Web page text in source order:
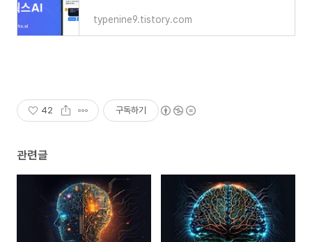
typenine9.tistory.com
42 구독하기
관련글